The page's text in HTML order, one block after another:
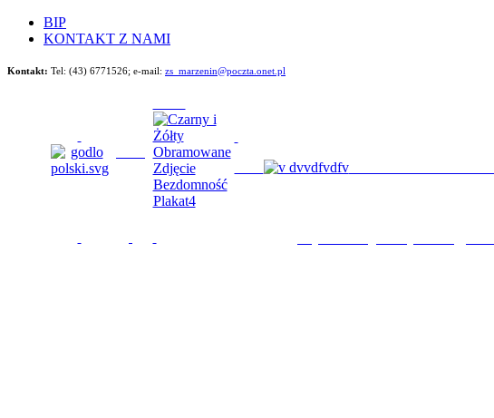
BIP
KONTAKT Z NAMI
Kontakt: Tel: (43) 6771526; e-mail: zs_marzenin@poczta.onet.pl